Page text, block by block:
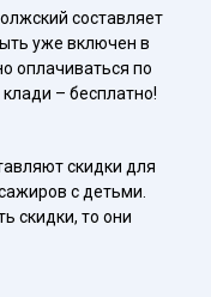
составляет
уже включен в
оплачиваться по
– бесплатно!
скидки для
с детьми.
скидки, то они